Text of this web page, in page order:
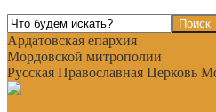
Ардатовская епархия
Мордовской митрополии
Русская Православная Церковь